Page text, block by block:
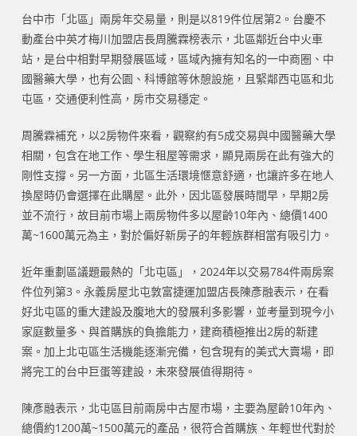
台中市「北區」兩房年交易量，則是以819件位居第2。台慶不
動產台中英才梅川加盟店長周騰霖榜表示，北區鄰近台中火車
站，是台中相對早期發展區域，區域內擁有知名的一中商圈、中
國醫藥大學，也有公園、科博館等休憩設施，且緊鄰西屯區和北
屯區，交通便利性高，房市交易穩定。
周騰霖補充，以2房物件來看，觀察約有5成交易與中國醫藥大學
相關，包含在地工作、學生租屋等需求，顯見兩房在此有強大的
剛性支撐。另一方面，北區生活環境愜意舒適，也讓許多在地人
換屋時仍會選擇在此購屋。此外，因北區發展時間早，早期2房
並不流行，故目前市場上兩房物件多以屋齡10年內、總價1400
萬~1600萬元為主，對於偏好新房子的年輕族群相當有吸引力。
近年重劃區議題最熱的「北屯區」，2024年以交易784件兩房案
件位列第3。永義房屋北屯敦富捷運加盟店長陳彥融表示，在看
好北屯區的重大建設及腹地大的發展利多影響，並考量到現今小
家庭數量多、與首購族的負擔能力，建商積極推出2房的新建
案。加上北屯區生活機能逐漸完備，包含現有的美式大賣場，即
將完工的台中巨蛋等建設，未來發展值得期待。
陳彥融表示，北屯區目前兩房中古屋市場，主要為屋齡10年內、
總價約1200萬~1500萬元的產品，很符合首購族、年輕世代對於